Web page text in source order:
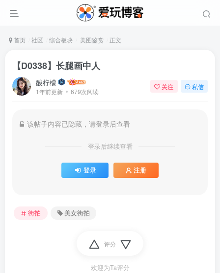
首页 社区 综合板块 美图鉴赏 正文
【D0338】长腿画中人
酸柠檬
1年前更新 679次阅读
关注 私信
该帖子内容已隐藏，请登录后查看
登录后继续查看
登录 注册
街拍 美女街拍
评分
欢迎为Ta评分